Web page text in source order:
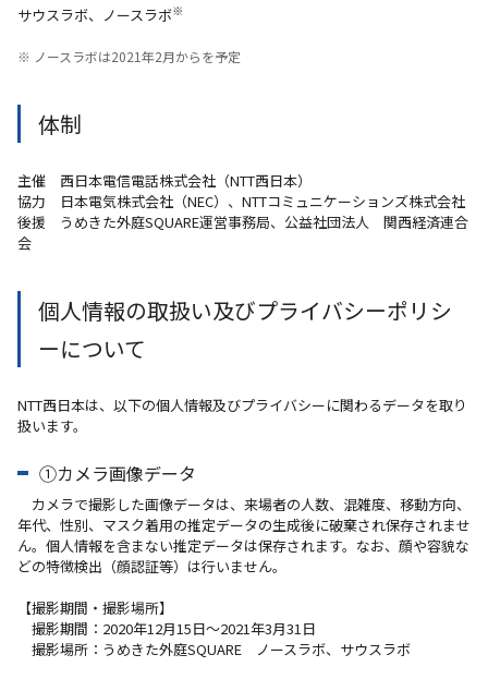
サウスラボ、ノースラボ※
※ ノースラボは2021年2月からを予定
体制
主催 西日本電信電話株式会社（NTT西日本）
協力 日本電気株式会社（NEC）、NTTコミュニケーションズ株式会社
後援 うめきた外庭SQUARE運営事務局、公益社団法人 関西経済連合
会
個人情報の取扱い及びプライバシーポリシ
ーについて
NTT西日本は、以下の個人情報及びプライバシーに関わるデータを取り
扱います。
①カメラ画像データ
カメラで撮影した画像データは、来場者の人数、混雑度、移動方向、
年代、性別、マスク着用の推定データの生成後に破棄され保存されませ
ん。個人情報を含まない推定データは保存されます。なお、顔や容貌な
どの特徴検出（顔認証等）は行いません。
【撮影期間・撮影場所】
撮影期間：2020年12月15日～2021年3月31日
撮影場所：うめきた外庭SQUARE ノースラボ、サウスラボ